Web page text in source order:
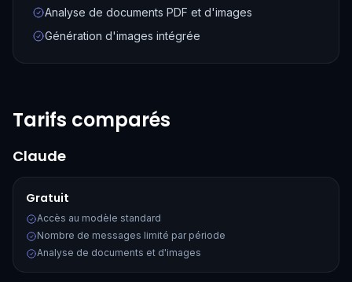
Analyse de documents PDF et d'images
Génération d'images intégrée
Tarifs comparés
Claude
Gratuit
Accès au modèle standard
Nombre de messages limité par période
Analyse de documents et d'images